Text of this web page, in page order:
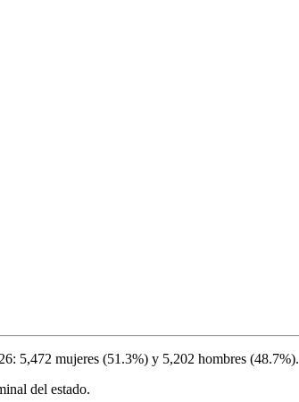
: 5,472 mujeres (51.3%) y 5,202 hombres (48.7%).
del estado.